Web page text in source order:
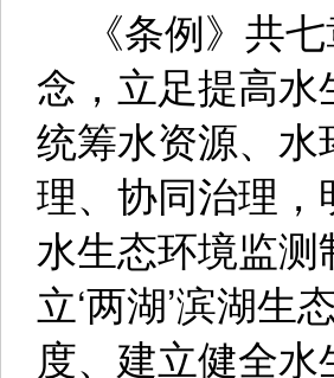
《条例》共七
念，立足提高
统筹水资源、
理、协同治理，
水生态环境监
立‘两湖’滨湖
度、建立健全